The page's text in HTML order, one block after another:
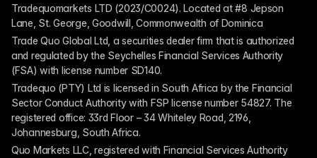
Tradequomarkets LTD (2023/C0024). Located at #8 Jepson
Lane, St. George, Goodwill, Commonwealth of Dominica
Trade Quo Global Ltd, a securities dealer firm that is authorized
and regulated by the Seychelles Financial Services Authority
(FSA) with license number SD140.
Tradequo (PTY) Ltd is licensed in South Africa by the Financial
Sector Conduct Authority with FSP license number 54827. The
registered office: 33rd Floor – 34 Whiteley Road, 2196,
Johannesburg, South Africa.
Quo Markets LLC, registered with Financial Services Authority